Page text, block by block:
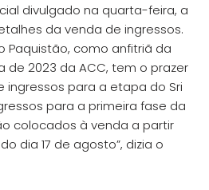
divulgado na quarta-feira, a
da venda de ingressos.
Paquistão, como anfitriã da
de 2023 da ACC, tem o prazer
ingressos para a etapa do Sri
para a primeira fase da
colocados à venda a partir
dia 17 de agosto”, dizia o